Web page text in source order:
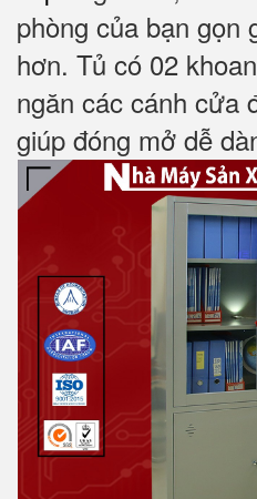
phòng của bạn gọn
hơn. Tủ có 02
ngăn các cánh cửa
giúp đóng mở dễ